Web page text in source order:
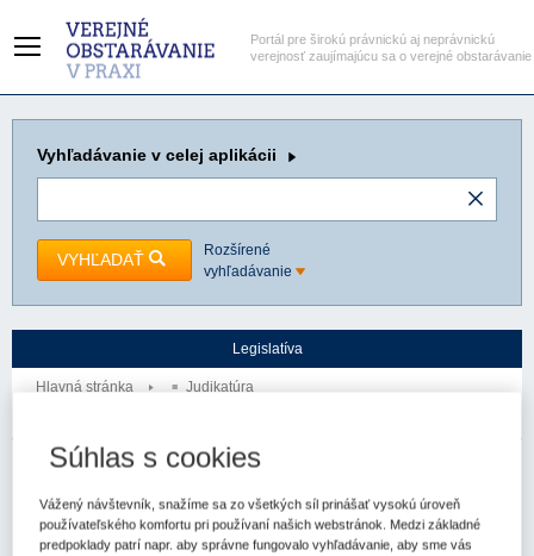
Portál pre širokú právnickú aj neprávnickú
verejnosť zaujímajúcu sa o verejné obstarávanie
Vyhľadávanie v celej aplikácii
VYHĽADAŤ
Rozšírené
vyhľadávanie
Legislatíva
Hlavná stránka Judikatúra
Okresný súd Bratislava I Spzn:6C/114/2012 Prameň:ASPI
Súhlas s cookies
Vážený návštevník, snažíme sa zo všetkých síl prinášať vysokú úroveň
používateľského komfortu pri používaní našich webstránok. Medzi základné
predpoklady patrí napr. aby správne fungovalo vyhľadávanie, aby sme vás